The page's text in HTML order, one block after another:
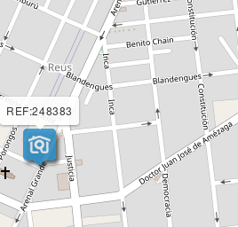
REF:248383